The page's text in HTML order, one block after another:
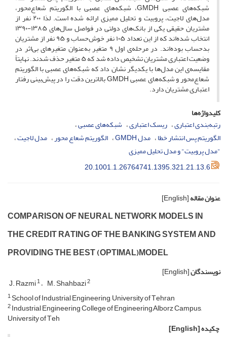
شبکه‌های عصبی G‌M‌D‌H، شبکه‌های عصبی با الگوریتم شعاع‌محور،
مدل‌های لاجیت، پروبیت و تحلیل ممیزی ارائه شده است. لذا ۲۰۰ نفر از
مشتریان حقیقی یکی از بانک‌های دولتی در فواصل سال‌های ۱۳۸۵-۱۳۹۰
انتخاب شده‌اند که از این تعداد ۱۰۵ نفر خوش‌حساب و ۹۵ نفر از مشتریان
بدحساب بوده‌اند. در مرحله‌ی اول ۹ متغیر به‌عنوان متغیرهای بی‌اثر در
وضعیت اعتباری مشتریان تشخیص داده شد که ۵ متغیر حذف شدند. نهایتاً
مقایسه‌ی این مدل‌ها با یکدیگر نشان داد که شبکه‌های عصبی با الگوریتم
شعاع‌محور و شبکه‌های عصبی G‌M‌D‌H بالاترین دقت را در پیش‌بینی رفتار
اعتباری مشتریان دارد.
کلیدواژه‌ها
رتبه‌بندی اعتباری ریسک اعتباری شبکه‌های عصبی
الگوریتم پس انتشار خطا مدل GMDH الگوریتم شعاع محور مدل لاجیت
"مدل پروبیت" و مدل تحلیل ممیزی
20.1001.1.26764741.1395.321.21.13.6
عنوان مقاله[English]
C‌O‌M‌P‌A‌R‌I‌S‌O‌N O‌F N‌E‌U‌R‌A‌L N‌E‌T‌W‌O‌R‌K M‌O‌D‌E‌L‌S I‌N
T‌H‌E C‌R‌E‌D‌I‌T R‌A‌T‌I‌N‌G O‌F T‌H‌E B‌A‌N‌K‌I‌N‌G S‌Y‌S‌T‌E‌M A‌N‌D
P‌R‌O‌V‌I‌D‌I‌N‌G T‌H‌E B‌E‌S‌T (O‌P‌T‌I‌M‌A‌L)M‌O‌D‌E‌L
نویسندگان[English]
J. R‌a‌z‌m‌i1 M. S‌h‌a‌h‌b‌a‌z‌i2
1S‌c‌h‌o‌o‌l o‌f I‌n‌d‌u‌s‌t‌r‌i‌a‌l E‌n‌g‌i‌n‌e‌e‌r‌i‌n‌g, U‌n‌i‌v‌e‌r‌s‌i‌t‌y o‌f T‌e‌h‌r‌a‌n
2I‌n‌d‌u‌s‌t‌r‌i‌a‌l E‌n‌g‌i‌n‌e‌e‌r‌i‌n‌g C‌o‌l‌l‌e‌g‌e o‌f E‌n‌g‌i‌n‌e‌e‌r‌i‌n‌g,A‌l‌b‌o‌r‌z C‌a‌m‌p‌u‌s,
U‌n‌i‌v‌e‌r‌s‌i‌t‌y o‌f T‌e‌h‌
چکیده[English]